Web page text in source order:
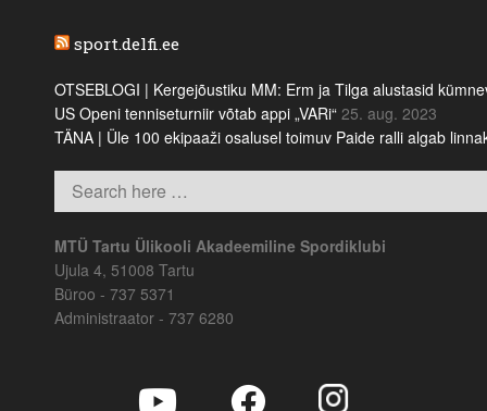
sport.delfi.ee
OTSEBLOGI | Kergejõustiku MM: Erm ja Tilga alustasid
US Openi tenniseturniir võtab appi „VARi“ 25. aug. 2023
TÄNA | Üle 100 ekipaaži osalusel toimuv Paide ralli algab
MTÜ Tartu Ülikooli Akadeemiline Spordiklubi
Ujula 4, 51008 Tartu
Büroo - 737 5371
Administraator - 737 6280